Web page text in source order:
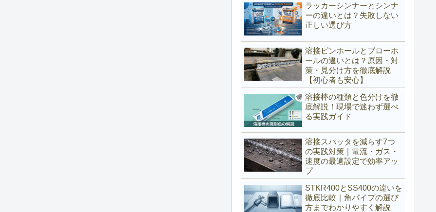
ラッカーシンナーとシンナ
ーの違いとは？失敗しない
正しい選び方
溶接ピンホールとブローホ
ールの違いとは？原因・対
策・見分け方を徹底解説
【初心者も安心】
溶接棒の種類と色分けを徹
底解説！現場で迷わず選べ
る実践ガイド
溶接スパッタを減らす7つ
の実践対策｜電流・ガス・
速度の最適設定で効率アッ
プ
STKR400とSS400の違いを
徹底比較｜角パイプの選び
方までわかりやすく解説